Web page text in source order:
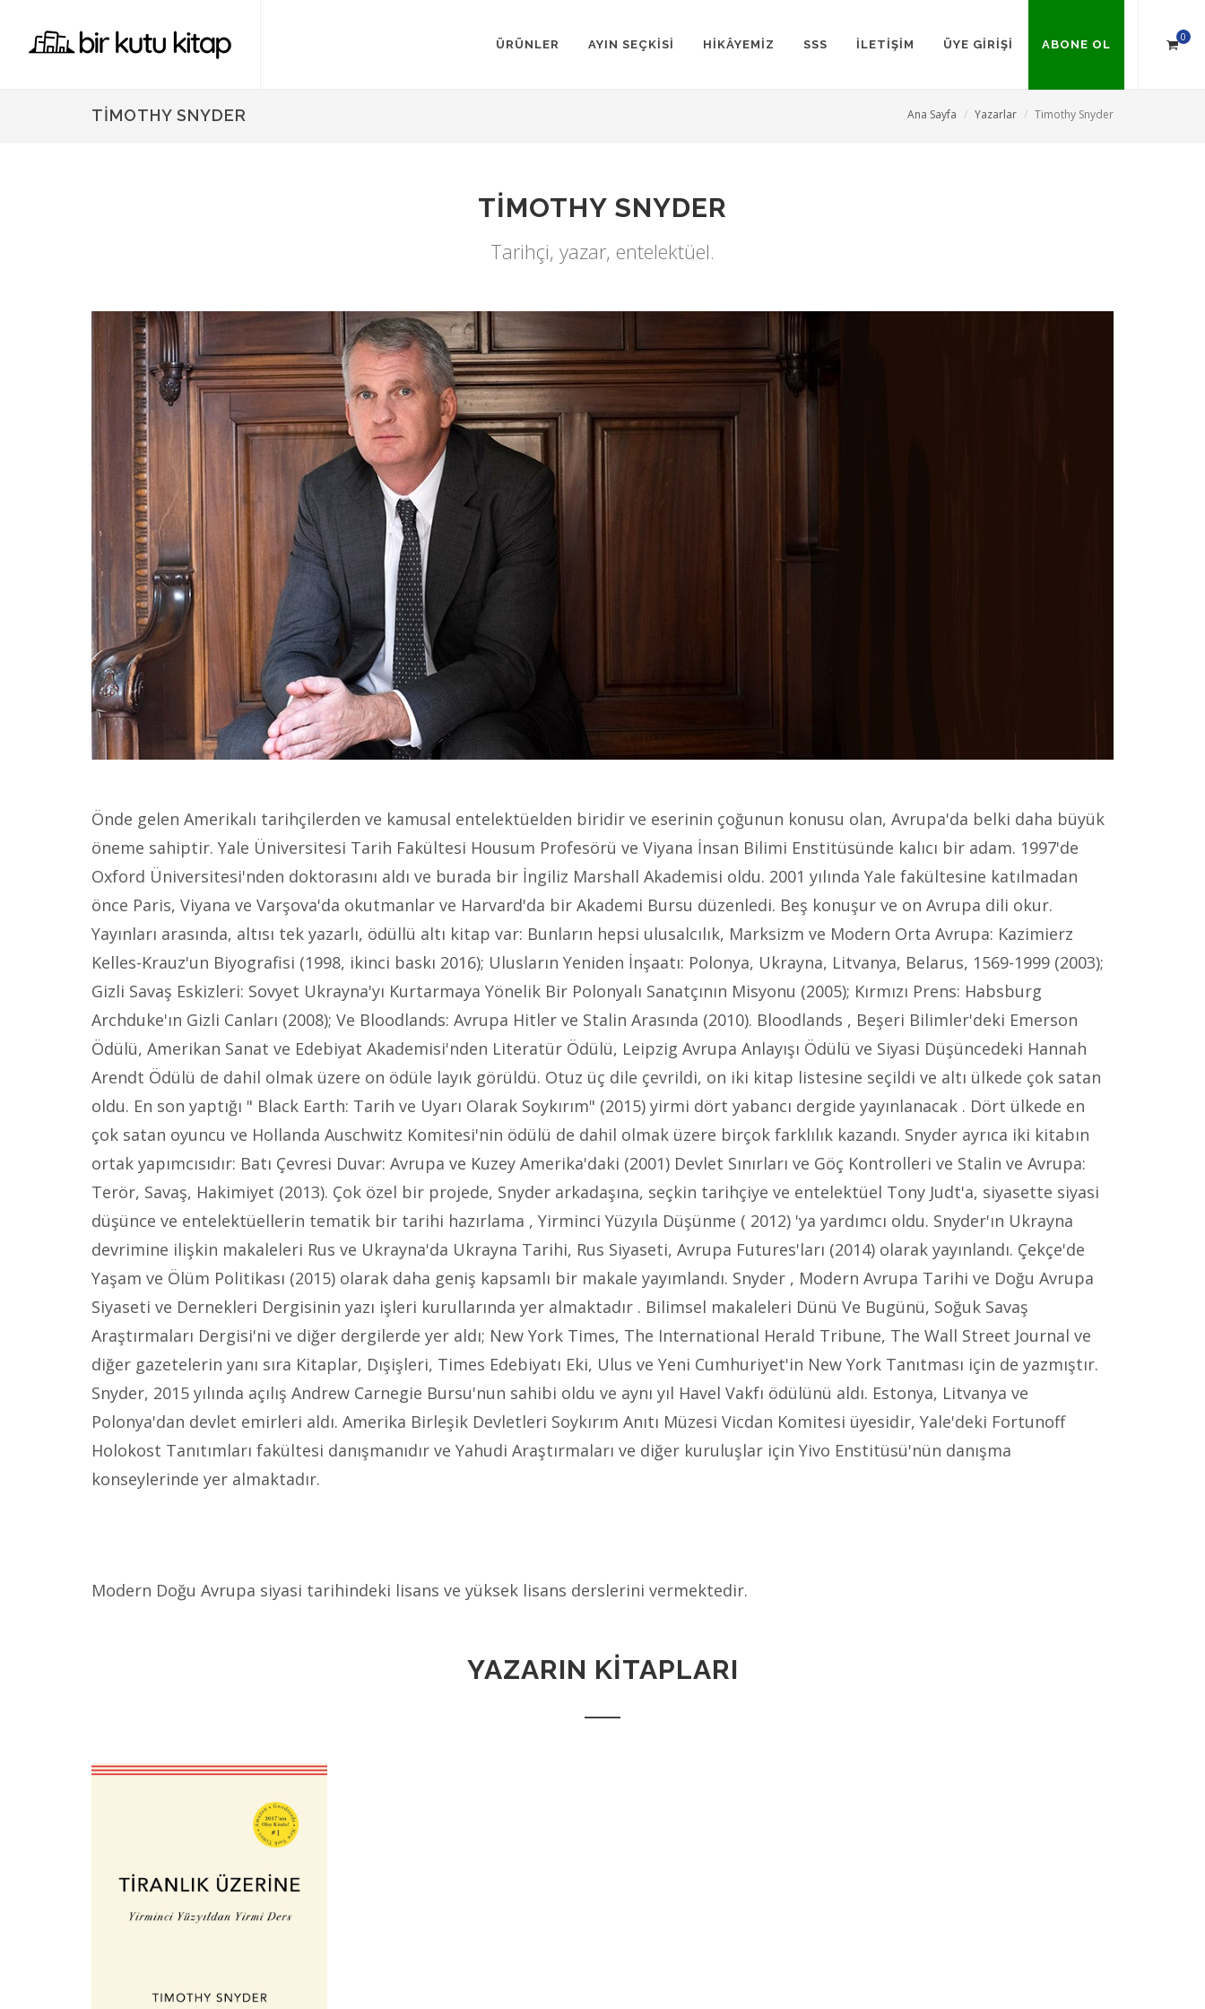
ÜRÜNLER AYIN SEÇKİSİ HİKÂYEMİZ SSS İLETİŞİM ÜYE GİRİŞİ ABONE OL
0
TIMOTHY SNYDER Ana Sayfa Yazarlar Timothy Snyder
TIMOTHY SNYDER
Tarihçi, yazar, entelektüel.
Önde gelen Amerikalı tarihçilerden ve kamusal entelektüelden biridir ve eserinin çoğunun konusu olan, Avrupa'da belki daha büyük
öneme sahiptir. Yale Üniversitesi Tarih Fakültesi Housum Profesörü ve Viyana İnsan Bilimi Enstitüsünde kalıcı bir adam. 1997'de
Oxford Üniversitesi'nden doktorasını aldı ve burada bir İngiliz Marshall Akademisi oldu. 2001 yılında Yale fakültesine katılmadan
önce Paris, Viyana ve Varşova'da okutmanlar ve Harvard'da bir Akademi Bursu düzenledi. Beş konuşur ve on Avrupa dili okur.
Yayınları arasında, altısı tek yazarlı, ödüllü altı kitap var: Bunların hepsi ulusalcılık, Marksizm ve Modern Orta Avrupa: Kazimierz
Kelles-Krauz'un Biyografisi (1998, ikinci baskı 2016); Ulusların Yeniden İnşaatı: Polonya, Ukrayna, Litvanya, Belarus, 1569-1999 (2003);
Gizli Savaş Eskizleri: Sovyet Ukrayna'yı Kurtarmaya Yönelik Bir Polonyalı Sanatçının Misyonu (2005); Kırmızı Prens: Habsburg
Archduke'ın Gizli Canları (2008); Ve Bloodlands: Avrupa Hitler ve Stalin Arasında (2010). Bloodlands , Beşeri Bilimler'deki Emerson
Ödülü, Amerikan Sanat ve Edebiyat Akademisi'nden Literatür Ödülü, Leipzig Avrupa Anlayışı Ödülü ve Siyasi Düşüncedeki Hannah
Arendt Ödülü de dahil olmak üzere on ödüle layık görüldü. Otuz üç dile çevrildi, on iki kitap listesine seçildi ve altı ülkede çok satan
oldu. En son yaptığı " Black Earth: Tarih ve Uyarı Olarak Soykırım" (2015) yirmi dört yabancı dergide yayınlanacak . Dört ülkede en
çok satan oyuncu ve Hollanda Auschwitz Komitesi'nin ödülü de dahil olmak üzere birçok farklılık kazandı. Snyder ayrıca iki kitabın
ortak yapımcısıdır: Batı Çevresi Duvar: Avrupa ve Kuzey Amerika'daki (2001) Devlet Sınırları ve Göç Kontrolleri ve Stalin ve Avrupa:
Terör, Savaş, Hakimiyet (2013). Çok özel bir projede, Snyder arkadaşına, seçkin tarihçiye ve entelektüel Tony Judt'a, siyasette siyasi
düşünce ve entelektüellerin tematik bir tarihi hazırlama , Yirminci Yüzyıla Düşünme ( 2012) 'ya yardımcı oldu. Snyder'ın Ukrayna
devrimine ilişkin makaleleri Rus ve Ukrayna'da Ukrayna Tarihi, Rus Siyaseti, Avrupa Futures'ları (2014) olarak yayınlandı. Çekçe'de
Yaşam ve Ölüm Politikası (2015) olarak daha geniş kapsamlı bir makale yayımlandı. Snyder , Modern Avrupa Tarihi ve Doğu Avrupa
Siyaseti ve Dernekleri Dergisinin yazı işleri kurullarında yer almaktadır . Bilimsel makaleleri Dünü Ve Bugünü, Soğuk Savaş
Araştırmaları Dergisi'ni ve diğer dergilerde yer aldı; New York Times, The International Herald Tribune, The Wall Street Journal ve
diğer gazetelerin yanı sıra Kitaplar, Dışişleri, Times Edebiyatı Eki, Ulus ve Yeni Cumhuriyet'in New York Tanıtması için de yazmıştır.
Snyder, 2015 yılında açılış Andrew Carnegie Bursu'nun sahibi oldu ve aynı yıl Havel Vakfı ödülünü aldı. Estonya, Litvanya ve
Polonya'dan devlet emirleri aldı. Amerika Birleşik Devletleri Soykırım Anıtı Müzesi Vicdan Komitesi üyesidir, Yale'deki Fortunoff
Holokost Tanıtımları fakültesi danışmanıdır ve Yahudi Araştırmaları ve diğer kuruluşlar için Yivo Enstitüsü'nün danışma
konseylerinde yer almaktadır.
Modern Doğu Avrupa siyasi tarihindeki lisans ve yüksek lisans derslerini vermektedir.
YAZARIN KİTAPLARI